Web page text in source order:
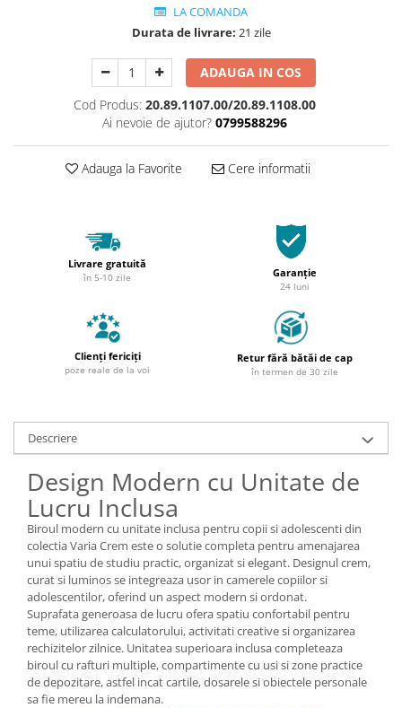
LA COMANDA
Durata de livrare: 21 zile
ADAUGA IN COS
Cod Produs: 20.89.1107.00/20.89.1108.00
Ai nevoie de ajutor? 0799588296
Adauga la Favorite Cere informatii
Livrare gratuită
în 5-10 zile Garanție
24 luni
Clienți fericiți
poze reale de la voi
Retur fără bătăi de cap
în termen de 30 zile
Descriere
Design Modern cu Unitate de
Lucru Inclusa
Biroul modern cu unitate inclusa pentru copii si adolescenti din
colectia Varia Crem este o solutie completa pentru amenajarea
unui spatiu de studiu practic, organizat si elegant. Designul crem,
curat si luminos se integreaza usor in camerele copiilor si
adolescentilor, oferind un aspect modern si ordonat.
Suprafata generoasa de lucru ofera spatiu confortabil pentru
teme, utilizarea calculatorului, activitati creative si organizarea
rechizitelor zilnice. Unitatea superioara inclusa completeaza
biroul cu rafturi multiple, compartimente cu usi si zone practice
de depozitare, astfel incat cartile, dosarele si obiectele personale
sa fie mereu la indemana.